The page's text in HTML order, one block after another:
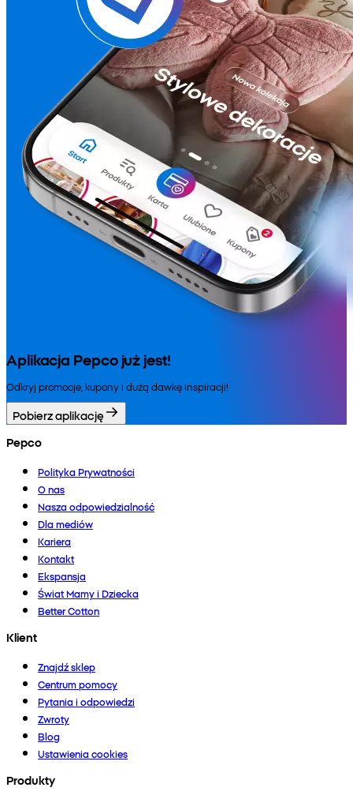
Aplikacja Pepco już jest!
Odkryj promocje, kupony i dużą dawkę inspiracji!
Pobierz aplikację
Pepco
Polityka Prywatności
O nas
Nasza odpowiedzialność
Dla mediów
Kariera
Kontakt
Ekspansja
Świat Mamy i Dziecka
Better Cotton
Klient
Znajdź sklep
Centrum pomocy
Pytania i odpowiedzi
Zwroty
Blog
Ustawienia cookies
Produkty